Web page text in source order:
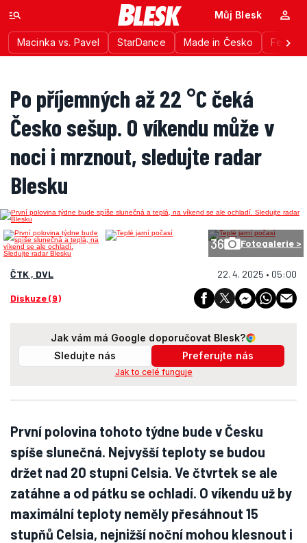
Macinka vs. Pavel StarDance Made in Česko
Můj Blesk
Po příjemných až 22 °C čeká
Česko sešup. O víkendu může v
noci i mrznout, sledujte radar
Blesku
36 Fotogalerie >
ČTK , DVL 22. 4. 2025 • 05:00
Diskuze (9)
Jak vám má Google doporučovat Blesk?
Sledujte nás
Preferujte nás
Jak to celé funguje
První polovina tohoto týdne bude v Česku
spíše slunečná. Nejvyšší teploty se budou
držet nad 20 stupni Celsia. Ve čtvrtek se ale
zatáhne a od pátku se ochladí. O víkendu už by
maximální teploty neměly přesáhnout 15
stupňů Celsia, nejnižší noční mohou klesnout i